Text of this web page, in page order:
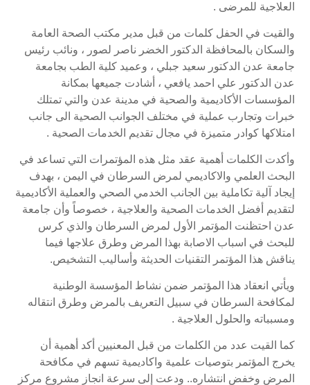
العلاجية للمرضى .
والقيت في الحفل كلمات من قبل مدير مكتب الصحة العامة
والسكان بالمحافظة الدكتور الخضر ناصر لصور ، ونائب رئيس
جامعة عدن الدكتور سعيد جبلي ، وعميد كلية الطب بجامعة
عدن الدكتور علي احمد يافعي ، أشادت جميعها بمكانة
المؤسسات الأكاديمية والصحية في مدينة عدن والتي تمتلك
خبرات وتجارب عملية في مختلف الجوانب الصحية الى جانب
امتلاكها كوادر متميزة في مجال تقديم الخدمات الصحية .
وأكدت الكلمات أهمية عقد مثل هذه المؤتمرات التي تساعد في
البحث العلمي والاكاديمي لمرض السرطان في اليمن ، بهدف
إيجاد آلية تكاملية بين الجانب الخدمي الصحي والعملية الأكاديمية
لتقديم أفضل الخدمات الصحية والعلاجية ، خصوصاً وأن جامعة
عدن احتظنت المؤتمر الأول لمرض السرطان والذي كرس
للبحث في اسباب الاصابة بهذا المرض وطرق علاجها فيما
يناقش هذا المؤتمر التقنيات الحديثة وأساليب التشخيص.
ويأتي انعقاد هذا المؤتمر ضمن نشاط المؤسسة الوطنية
لمكافحة السرطان في سبيل التعريف بالمرض وطرق انتقاله
ومسبباته والحلول العلاجية .
كما القيت عدد من الكلمات من قبل المعنيين أكد أهمية أن
يخرج المؤتمر بتوصيات علمية واكاديمية تسهم في مكافحة
المرض وخفض انتشاره.. ودعت إلى سرعة انجاز مشروع مركز